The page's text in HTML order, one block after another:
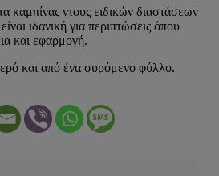
καμπίνας ντους ειδικών διαστάσεων
ιδανική για περιπτώσεις όπου
και εφαρμογή.
και από ένα συρόμενο φύλλο.